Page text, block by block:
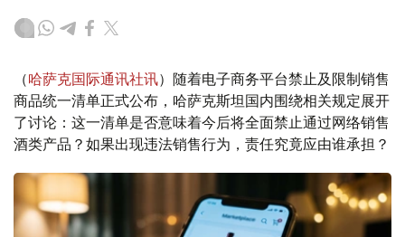
（哈萨克国际通讯社讯）随着电子商务平台禁止及限制销售
商品统一清单正式公布，哈萨克斯坦国内围绕相关规定展开
了讨论：这一清单是否意味着今后将全面禁止通过网络销售
酒类产品？如果出现违法销售行为，责任究竟应由谁承担？